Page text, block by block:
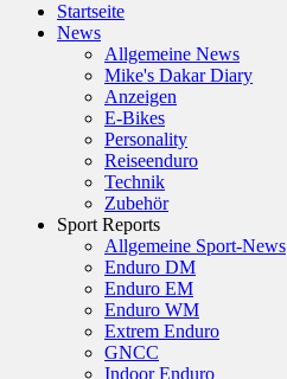
Startseite
News
Allgemeine News
Mike's Dakar Diary
Anzeigen
E-Bikes
Personality
Reiseenduro
Technik
Zubehör
Sport Reports
Allgemeine Sport-News
Enduro DM
Enduro EM
Enduro WM
Extrem Enduro
GNCC
Indoor Enduro